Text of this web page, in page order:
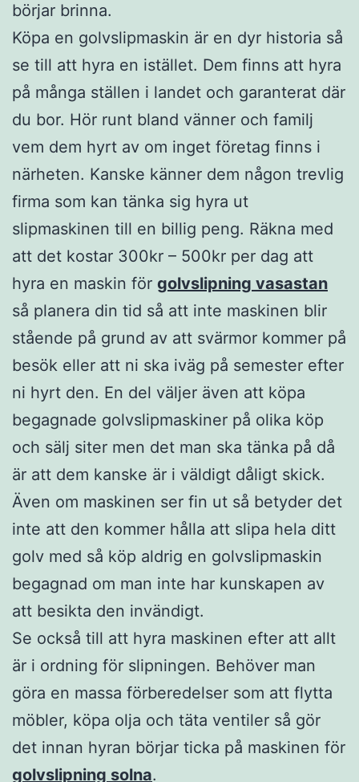
börjar brinna.
Köpa en golvslipmaskin är en dyr historia så
se till att hyra en istället. Dem finns att hyra
på många ställen i landet och garanterat där
du bor. Hör runt bland vänner och familj
vem dem hyrt av om inget företag finns i
närheten. Kanske känner dem någon trevlig
firma som kan tänka sig hyra ut
slipmaskinen till en billig peng. Räkna med
att det kostar 300kr – 500kr per dag att
hyra en maskin för golvslipning vasastan
så planera din tid så att inte maskinen blir
stående på grund av att svärmor kommer på
besök eller att ni ska iväg på semester efter
ni hyrt den. En del väljer även att köpa
begagnade golvslipmaskiner på olika köp
och sälj siter men det man ska tänka på då
är att dem kanske är i väldigt dåligt skick.
Även om maskinen ser fin ut så betyder det
inte att den kommer hålla att slipa hela ditt
golv med så köp aldrig en golvslipmaskin
begagnad om man inte har kunskapen av
att besikta den invändigt.
Se också till att hyra maskinen efter att allt
är i ordning för slipningen. Behöver man
göra en massa förberedelser som att flytta
möbler, köpa olja och täta ventiler så gör
det innan hyran börjar ticka på maskinen för
golvslipning solna.